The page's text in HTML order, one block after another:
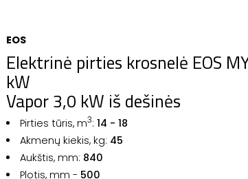
EOS
Elektrinė pirties krosnelė EOS
kW
Vapor 3,0 kW iš dešinės
Pirties tūris, m3: 14 - 18
Akmenų kiekis, kg: 45
Aukštis, mm: 840
Plotis, mm - 500